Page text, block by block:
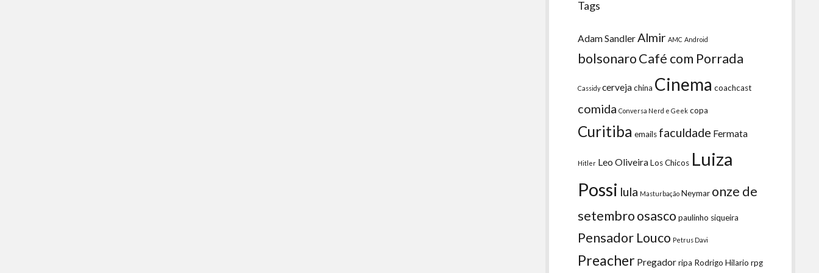
Tags
Adam Sandler Almir AMC Android
bolsonaroCafé com Porrada
Cassidy cervejachina Cinema coachcast
comida Conversa Nerd e Geek copa
Curitiba emails faculdade Fermata
Hitler Leo OliveiraLos Chicos Luiza
Possi lula Masturbação Neymar onze de
setembroosasco paulinho siqueira
Pensador Louco Petrus Davi
Preacher Pregadorripa Rodrigo Hilario rpg